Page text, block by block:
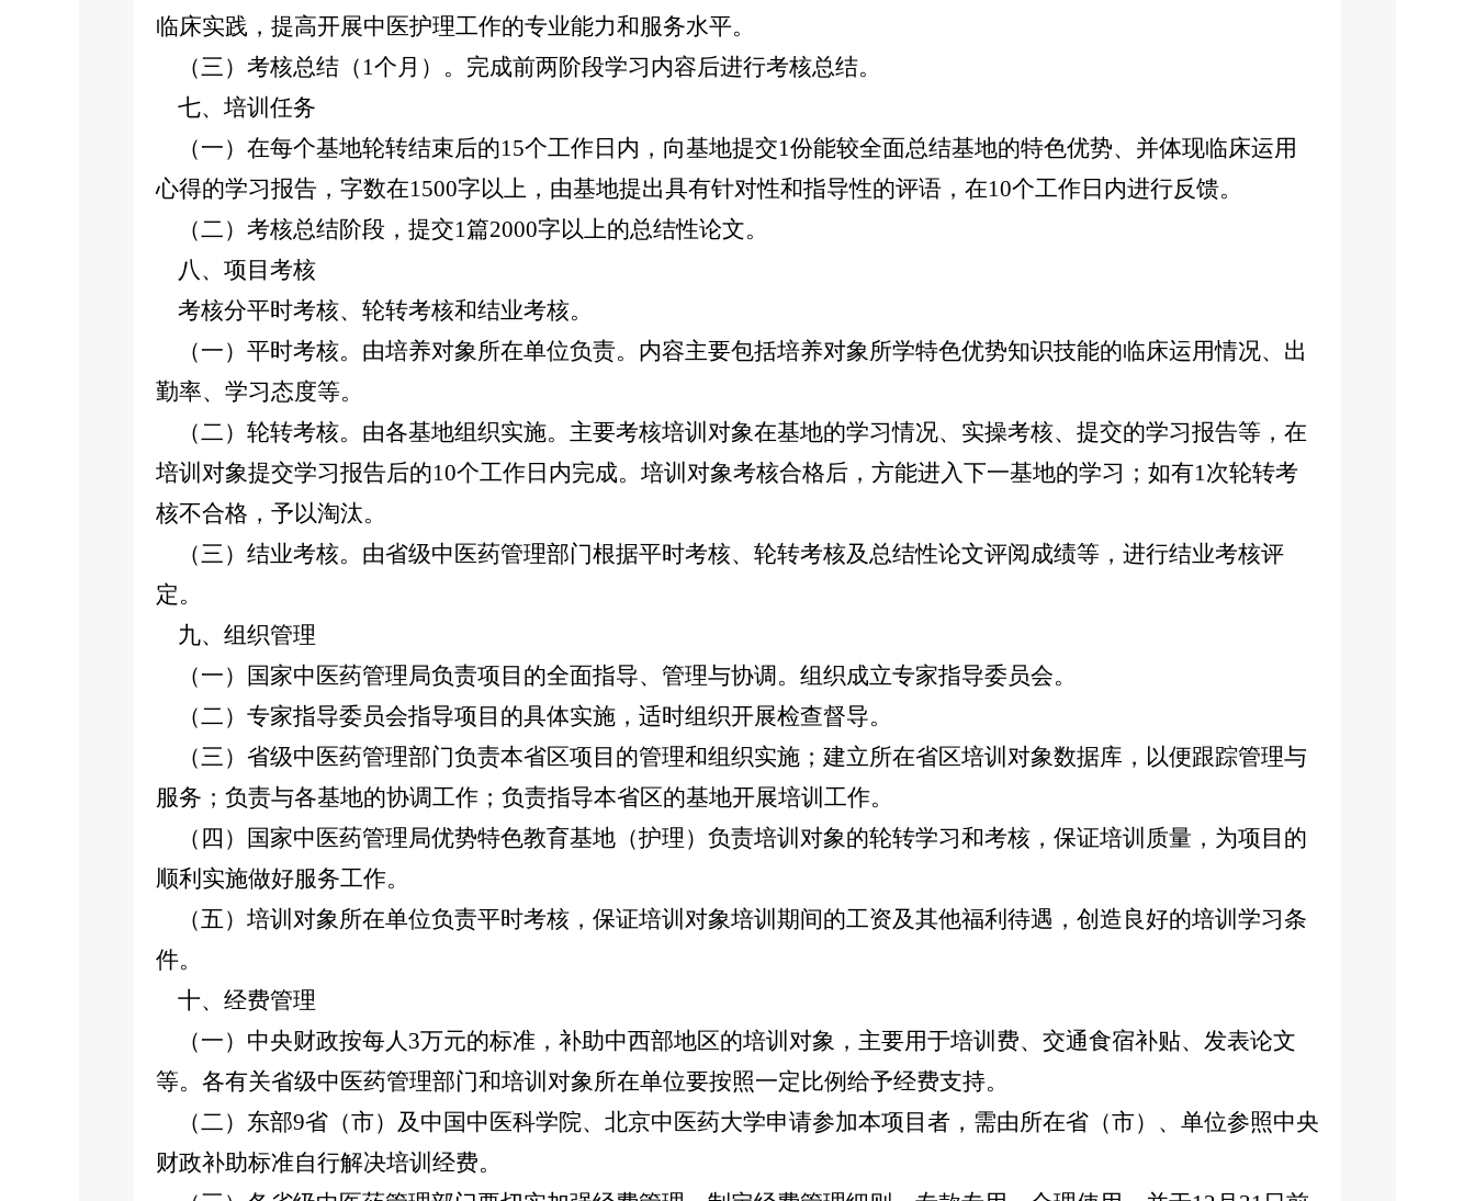
临床实践，提高开展中医护理工作的专业能力和服务水平。
（三）考核总结（1个月）。完成前两阶段学习内容后进行考核总结。
七、培训任务
（一）在每个基地轮转结束后的15个工作日内，向基地提交1份能较全面总结基地的特色优势、并体现临床运用
心得的学习报告，字数在1500字以上，由基地提出具有针对性和指导性的评语，在10个工作日内进行反馈。
（二）考核总结阶段，提交1篇2000字以上的总结性论文。
八、项目考核
考核分平时考核、轮转考核和结业考核。
（一）平时考核。由培养对象所在单位负责。内容主要包括培养对象所学特色优势知识技能的临床运用情况、出
勤率、学习态度等。
（二）轮转考核。由各基地组织实施。主要考核培训对象在基地的学习情况、实操考核、提交的学习报告等，在
培训对象提交学习报告后的10个工作日内完成。培训对象考核合格后，方能进入下一基地的学习；如有1次轮转考
核不合格，予以淘汰。
（三）结业考核。由省级中医药管理部门根据平时考核、轮转考核及总结性论文评阅成绩等，进行结业考核评
定。
九、组织管理
（一）国家中医药管理局负责项目的全面指导、管理与协调。组织成立专家指导委员会。
（二）专家指导委员会指导项目的具体实施，适时组织开展检查督导。
（三）省级中医药管理部门负责本省区项目的管理和组织实施；建立所在省区培训对象数据库，以便跟踪管理与
服务；负责与各基地的协调工作；负责指导本省区的基地开展培训工作。
（四）国家中医药管理局优势特色教育基地（护理）负责培训对象的轮转学习和考核，保证培训质量，为项目的
顺利实施做好服务工作。
（五）培训对象所在单位负责平时考核，保证培训对象培训期间的工资及其他福利待遇，创造良好的培训学习条
件。
十、经费管理
（一）中央财政按每人3万元的标准，补助中西部地区的培训对象，主要用于培训费、交通食宿补贴、发表论文
等。各有关省级中医药管理部门和培训对象所在单位要按照一定比例给予经费支持。
（二）东部9省（市）及中国中医科学院、北京中医药大学申请参加本项目者，需由所在省（市）、单位参照中央
财政补助标准自行解决培训经费。